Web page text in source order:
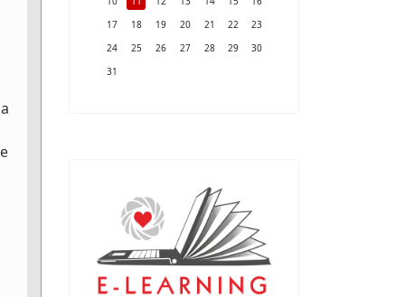
17
18 19 20 21 22
23
24
25 26 27 28 29
30
31